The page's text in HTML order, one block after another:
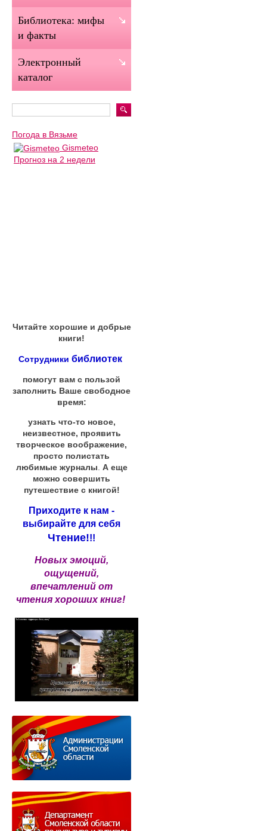
Библиотека: мифы
и факты
Электронный
каталог
Погода в Вязьме
Gismeteo
Прогноз на 2 недели
Читайте хорошие и добрые
книги!
Сотрудники библиотек
помогут вам с пользой
заполнить Ваше свободное
время:
узнать что-то новое,
неизвестное, проявить
творческое воображение,
просто полистать
любимые журналы А еще
можно совершить
путешествие с книгой!
Приходите к нам -
выбирайте для себя
Чтение!!!
Новых эмоций,
ощущений,
впечатлений от
чтения хороших книг!